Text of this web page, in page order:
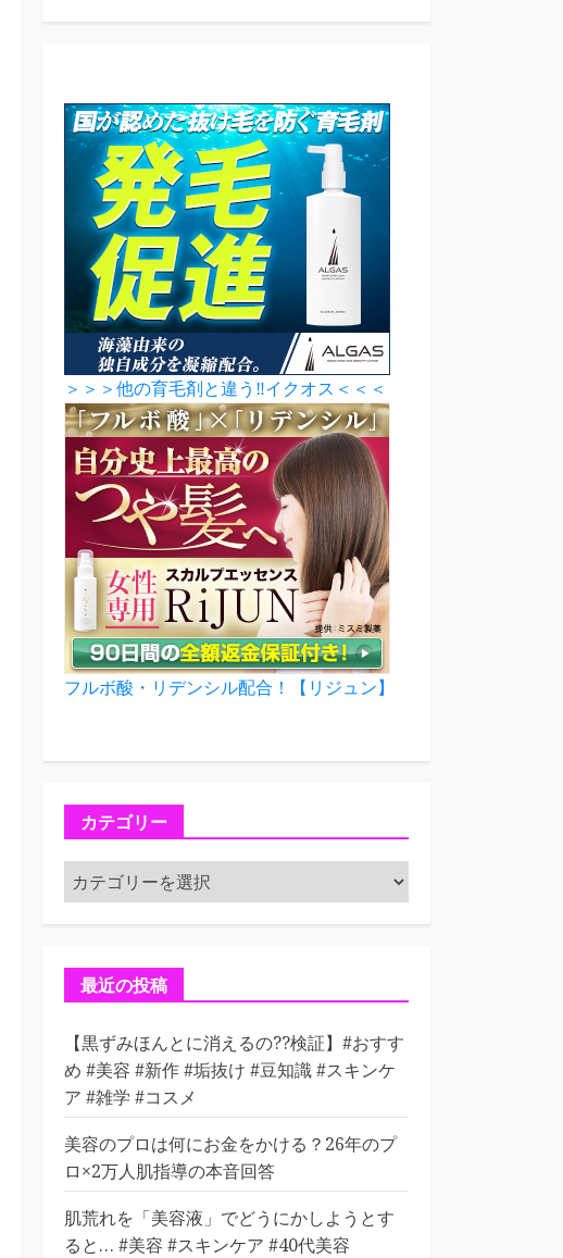
＞＞＞他の育毛剤と違う‼イクオス＜＜＜
フルボ酸・リデンシル配合！【リジュン】
カテゴリー
カ
テ
ゴ
ー最近の投稿
【黒ずみほんとに消えるの??検証】#おすす
め #美容 #新作 #垢抜け #豆知識 #スキンケ
ア #雑学 #コスメ
美容のプロは何にお金をかける？26年のプ
ロ×2万人肌指導の本音回答
肌荒れを「美容液」でどうにかしようとす
ると… #美容 #スキンケア #40代美容